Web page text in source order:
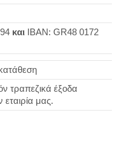
και ΙΒΑΝ: GR48 0172
τραπεζικά έξοδα
εταιρία μας.